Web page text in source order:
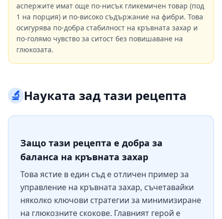
аспержите имат още по-нисък гликемичен товар (под
1 на порция) и по-високо съдържание на фибри. Това
осигурява по-добра стабилност на кръвната захар и
по-голямо чувство за ситост без повишаване на
глюкозата.
🔬Науката зад тази рецепта
Защо тази рецепта е добра за
баланса на кръвната захар
Това ястие в един съд е отличен пример за
управление на кръвната захар, съчетавайки
няколко ключови стратегии за минимизиране
на глюкозните скокове. Главният герой е